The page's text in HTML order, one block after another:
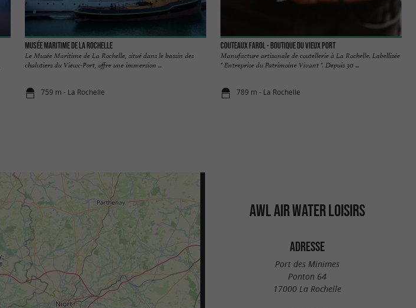
Musée Maritime de La Rochelle
Le Musée Maritime de La Rochelle, situé dans le bassin des
chalutiers du Vieux-Port, offre une immersion ...
759 m - La Rochelle
Couteaux Farol - Boutique du Vieux Port
Manufacture artisanale de coutellerie à La Rochelle. Labellisée
" Entreprise du Patrimoine Vivant ". Depuis 30 ...
789 m - La Rochelle
AWL AIR WATER LOISIRS
ADRESSE
Port des Minimes
Ponton 64
17000 La Rochelle